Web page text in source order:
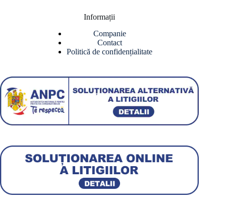
Informații
Companie
Contact
Politică de confidențialitate